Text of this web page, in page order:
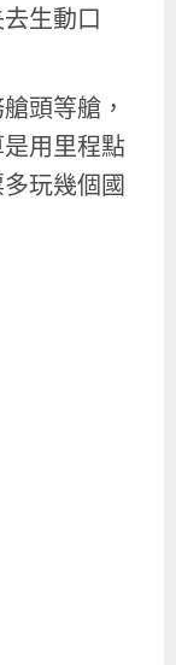
生動口
頭等艙，
用里程點
玩幾個國